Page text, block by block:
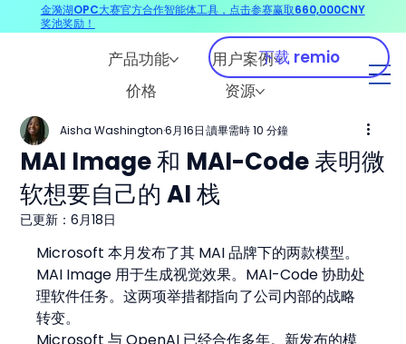
产品功能
用户案例
价格
资源
下载 remio
MAI Image 和 MAI-Code 表明微
软想要自己的 AI 栈
Aisha Washington 6月16日 讀畢需時 10 分鐘
已更新：6月18日
Microsoft 本月发布了其 MAI 品牌下的两款模型。
MAI Image 用于生成视觉效果。MAI-Code 协助处
理软件任务。这两项举措都指向了公司内部的战略
转变。
Microsoft 与 OpenAI 已经合作多年。新发布的模
金漪湖OPC大赛官方合作智能体工具，点击参赛赢取660,000CNY
奖池奖励！